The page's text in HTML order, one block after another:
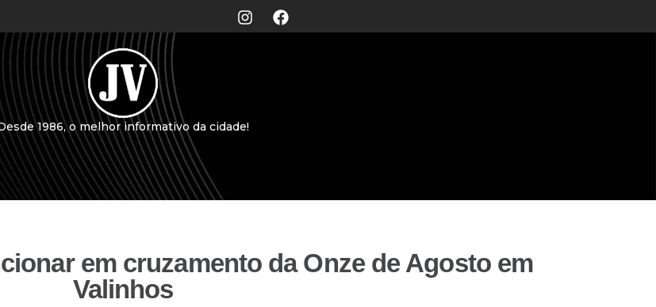
1986, o melhor informativo da cidade!
em cruzamento da Onze de Agosto em
Valinhos